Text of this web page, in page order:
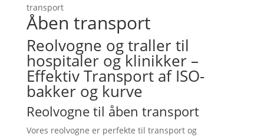
transport
Åben transport
Reolvogne og traller til
hospitaler og klinikker –
Effektiv Transport af ISO-
bakker og kurve
Reolvogne til åben transport
Vores reolvogne er perfekte til transport og